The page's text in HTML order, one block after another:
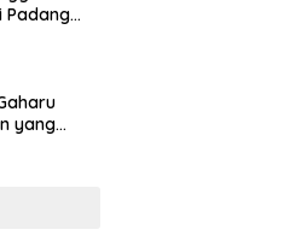
Padang
yang